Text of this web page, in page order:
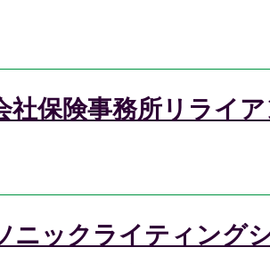
社保険事務所リライ
ニックライティング